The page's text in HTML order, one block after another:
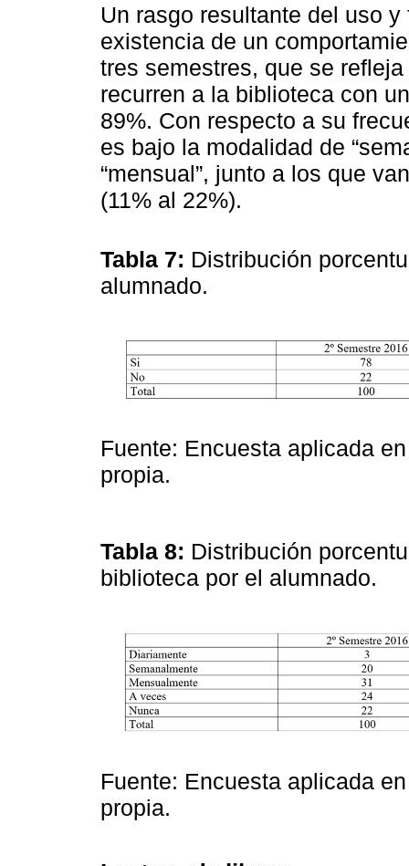
Un rasgo resultante del uso
existencia de un
tres semestres, que se
recurren a la biblioteca con
89%. Con respecto a su
es bajo la modalidad de
“mensual”, junto a los que
(11% al 22%).
Tabla 7: Distribución
alumnado.
Fuente: Encuesta aplicada
propia.
Tabla 8: Distribución
biblioteca por el alumnado.
Fuente: Encuesta aplicada
propia.